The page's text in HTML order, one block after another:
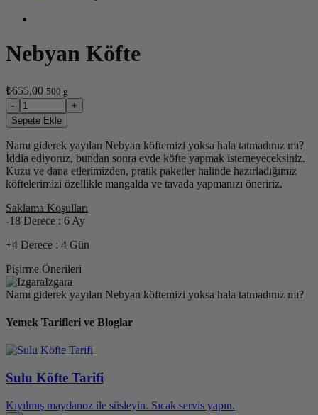
Nebyan Köfte
₺655,00 500 g
-
+
Sepete Ekle
Namı giderek yayılan Nebyan köftemizi yoksa hala tatmadınız mı?
İddia ediyoruz, bundan sonra evde köfte yapmak istemeyeceksiniz.
Kuzu ve dana etlerimizden, pratik paketler halinde hazırladığımız
köftelerimizi özellikle mangalda ve tavada yapmanızı öneririz.
Saklama Koşulları
-18 Derece : 6 Ay
+4 Derece : 4 Gün
Pişirme Önerileri
Izgara
Namı giderek yayılan Nebyan köftemizi yoksa hala tatmadınız mı?
Yemek Tarifleri ve Bloglar
Sulu Köfte Tarifi
Kıyılmış maydanoz ile süsleyin. Sıcak servis yapın.